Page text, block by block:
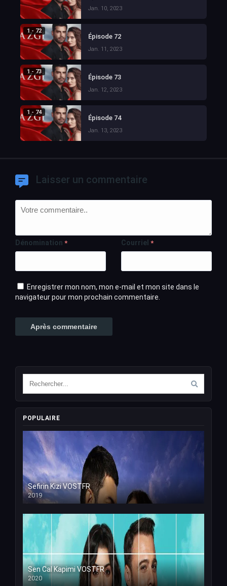
Jan. 10, 2023
1 - 72
Épisode 72
Jan. 11, 2023
1 - 73
Épisode 73
Jan. 12, 2023
1 - 74
Épisode 74
Jan. 13, 2023
Laisser un commentaire
Dénomination * Courriel *
Enregistrer mon nom, mon e-mail et mon site dans le
navigateur pour mon prochain commentaire.
POPULAIRE
Sefirin Kizi VOSTFR
2019
Sen Cal Kapimi VOSTFR
2020